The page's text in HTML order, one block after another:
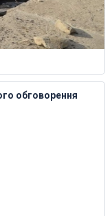
обговорення